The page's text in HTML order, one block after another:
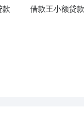
款 借款王小额贷款